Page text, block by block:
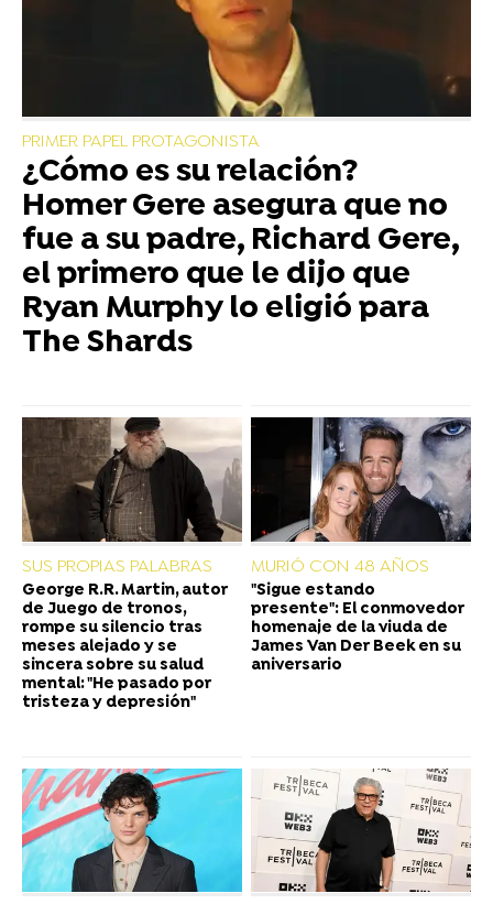
PRIMER PAPEL PROTAGONISTA
¿Cómo es su relación?
Homer Gere asegura que no
fue a su padre, Richard Gere,
el primero que le dijo que
Ryan Murphy lo eligió para
The Shards
SUS PROPIAS PALABRAS
George R.R. Martin, autor
de Juego de tronos,
rompe su silencio tras
meses alejado y se
sincera sobre su salud
mental: "He pasado por
tristeza y depresión"
MURIÓ CON 48 AÑOS
"Sigue estando
presente": El conmovedor
homenaje de la viuda de
James Van Der Beek en su
aniversario